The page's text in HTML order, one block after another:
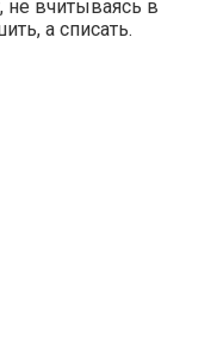
не вчитываясь в
а списать.